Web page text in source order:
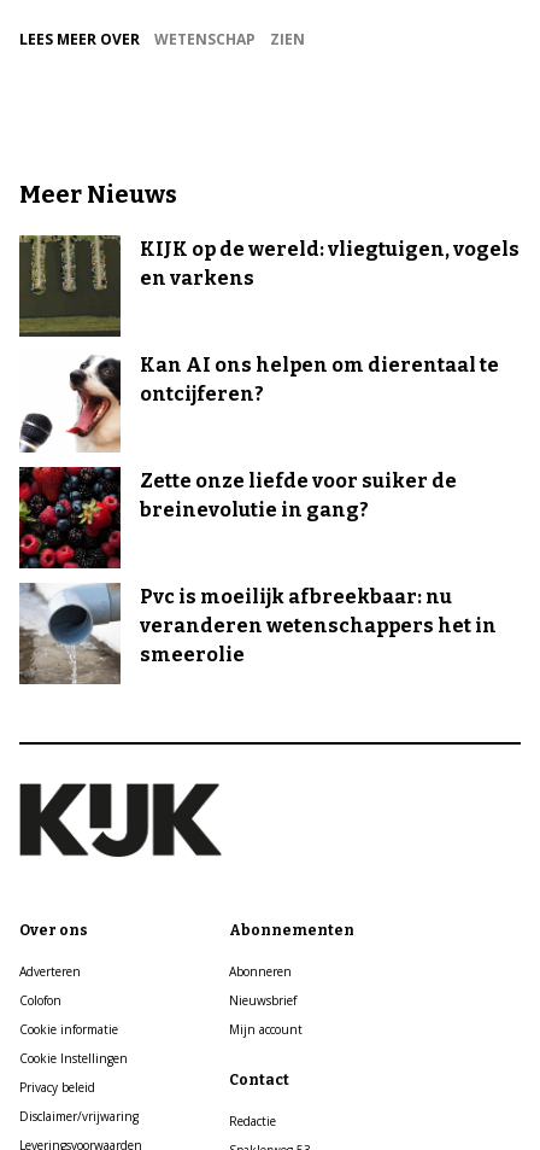
LEES MEER OVER WETENSCHAP ZIEN
Meer Nieuws
KIJK op de wereld: vliegtuigen, vogels
en varkens
Kan AI ons helpen om dierentaal te
ontcijferen?
Zette onze liefde voor suiker de
breinevolutie in gang?
Pvc is moeilijk afbreekbaar: nu
veranderen wetenschappers het in
smeerolie
Over ons
Adverteren
Colofon
Cookie informatie
Cookie Instellingen
Privacy beleid
Disclaimer/vrijwaring
Leveringsvoorwaarden
Abonnementen
Abonneren
Nieuwsbrief
Mijn account
Contact
Redactie